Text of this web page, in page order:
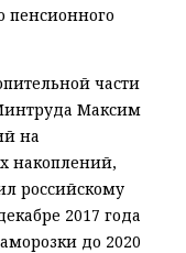
пенсионного
части
Максим
на
накоплений,
российскому
2017 года
до 2020